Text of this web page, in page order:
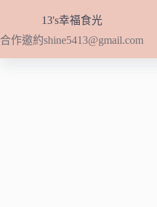
主
要
13's幸福食光
合作邀約shine5413@gmail.com